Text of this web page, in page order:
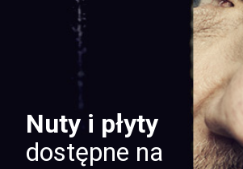
Nuty i płyty
dostępne na